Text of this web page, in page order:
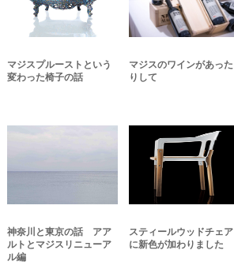
マジスプルーストという
変わった椅子の話
マジスのワインがあった
りして
神奈川と東京の話 アア
ルトとマジスリニューア
ル編
スティールウッドチェア
に新色が加わりました